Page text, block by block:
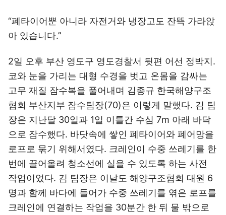
“폐타이어뿐 아니라 자전거와 냉장고도 잔뜩 가라앉
아 있습니다.”
2일 오후 부산 영도구 영도경찰서 뒷편 어선 정박지.
코와 눈을 가리는 대형 수경을 벗고 온몸을 감싸는
고무 재질 잠수복을 풀어내며 김종규 한국해양구조
협회 부산지부 잠수팀장(70)은 이렇게 말했다. 김 팀
장은 지난달 30일과 1일 이틀간 수심 7m 아래 바닥
으로 잠수했다. 바닷속에 쌓인 폐타이어와 폐어망을
로프로 묶기 위해서였다. 크레인이 수중 쓰레기를 한
번에 끌어올려 청소선에 실을 수 있도록 하는 사전
작업이었다. 김 팀장은 이날도 해양구조협회 대원 6
명과 함께 바다에 들어가 수중 쓰레기를 엮은 로프를
크레인에 연결하는 작업을 30분간 한 뒤 물 밖으로